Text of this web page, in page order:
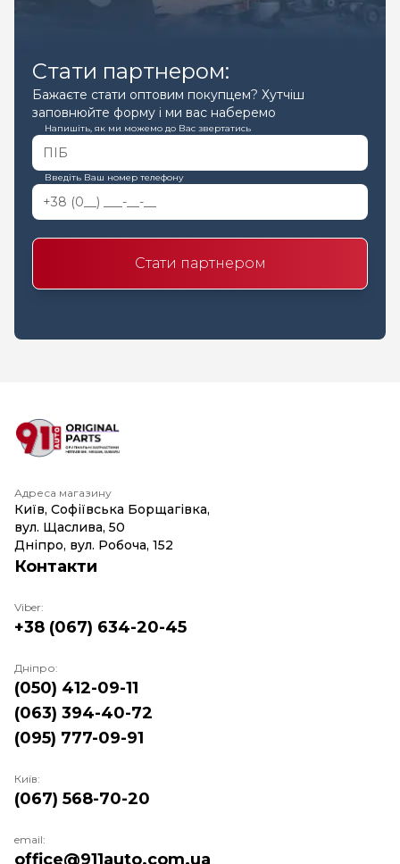
Стати партнером:
Бажаєте стати оптовим покупцем? Хутчіш
заповнюйте форму і ми вас наберемо
Напишіть, як ми можемо до Вас звертатись
Введіть Ваш номер телефону
Стати партнером
Адреса магазину
Київ, Софіївська Борщагівка,
вул. Щаслива, 50
Дніпро, вул. Робоча, 152
Контакти
Viber:
+38 (067) 634-20-45
Дніпро:
(050) 412-09-11
(063) 394-40-72
(095) 777-09-91
Київ:
(067) 568-70-20
email:
office@911auto.com.ua